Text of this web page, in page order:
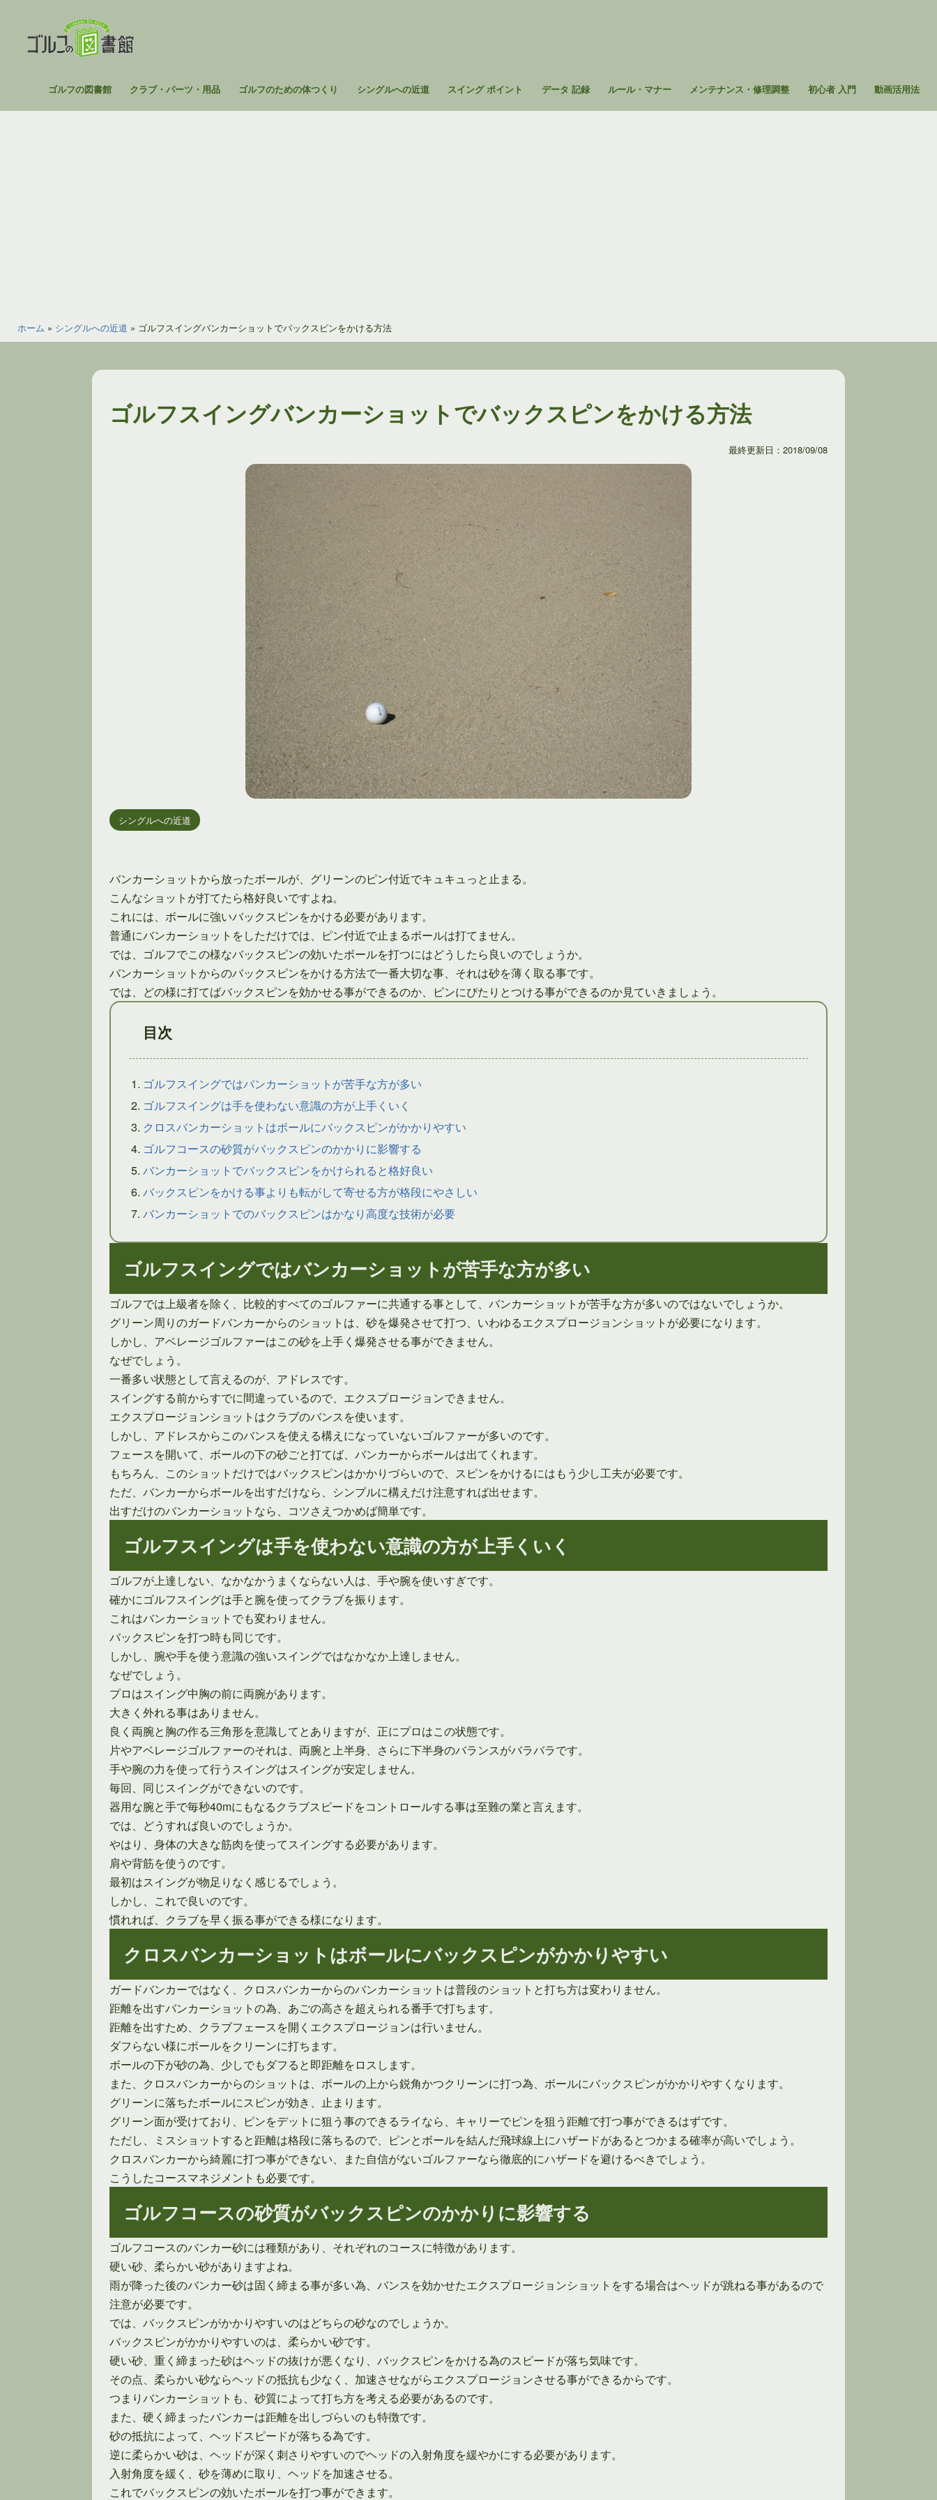
ゴルフの図書館 クラブ・パーツ・用品 ゴルフのための体つくり シングルへの近道 スイング ポイント データ 記録 ルール・マナー メンテナンス・修理調整 初心者 入門 動画活用法
ホーム » シングルへの近道 » ゴルフスイングバンカーショットでバックスピンをかける方法
ゴルフスイングバンカーショットでバックスピンをかける方法
最終更新日：2018/09/08
シングルへの近道
バンカーショットから放ったボールが、グリーンのピン付近でキュキュっと止まる。
こんなショットが打てたら格好良いですよね。
これには、ボールに強いバックスピンをかける必要があります。
普通にバンカーショットをしただけでは、ピン付近で止まるボールは打てません。
では、ゴルフでこの様なバックスピンの効いたボールを打つにはどうしたら良いのでしょうか。
バンカーショットからのバックスピンをかける方法で一番大切な事、それは砂を薄く取る事です。
では、どの様に打てばバックスピンを効かせる事ができるのか、ピンにぴたりとつける事ができるのか見ていきましょう。
目次
ゴルフスイングではバンカーショットが苦手な方が多い
ゴルフスイングは手を使わない意識の方が上手くいく
クロスバンカーショットはボールにバックスピンがかかりやすい
ゴルフコースの砂質がバックスピンのかかりに影響する
バンカーショットでバックスピンをかけられると格好良い
バックスピンをかける事よりも転がして寄せる方が格段にやさしい
バンカーショットでのバックスピンはかなり高度な技術が必要
ゴルフスイングではバンカーショットが苦手な方が多い
ゴルフでは上級者を除く、比較的すべてのゴルファーに共通する事として、バンカーショットが苦手な方が多いのではないでしょうか。
グリーン周りのガードバンカーからのショットは、砂を爆発させて打つ、いわゆるエクスプロージョンショットが必要になります。
しかし、アベレージゴルファーはこの砂を上手く爆発させる事ができません。
なぜでしょう。
一番多い状態として言えるのが、アドレスです。
スイングする前からすでに間違っているので、エクスプロージョンできません。
エクスプロージョンショットはクラブのバンスを使います。
しかし、アドレスからこのバンスを使える構えになっていないゴルファーが多いのです。
フェースを開いて、ボールの下の砂ごと打てば、バンカーからボールは出てくれます。
もちろん、このショットだけではバックスピンはかかりづらいので、スピンをかけるにはもう少し工夫が必要です。
ただ、バンカーからボールを出すだけなら、シンプルに構えだけ注意すれば出せます。
出すだけのバンカーショットなら、コツさえつかめば簡単です。
ゴルフスイングは手を使わない意識の方が上手くいく
ゴルフが上達しない、なかなかうまくならない人は、手や腕を使いすぎです。
確かにゴルフスイングは手と腕を使ってクラブを振ります。
これはバンカーショットでも変わりません。
バックスピンを打つ時も同じです。
しかし、腕や手を使う意識の強いスイングではなかなか上達しません。
なぜでしょう。
プロはスイング中胸の前に両腕があります。
大きく外れる事はありません。
良く両腕と胸の作る三角形を意識してとありますが、正にプロはこの状態です。
片やアベレージゴルファーのそれは、両腕と上半身、さらに下半身のバランスがバラバラです。
手や腕の力を使って行うスイングはスイングが安定しません。
毎回、同じスイングができないのです。
器用な腕と手で毎秒40mにもなるクラブスピードをコントロールする事は至難の業と言えます。
では、どうすれば良いのでしょうか。
やはり、身体の大きな筋肉を使ってスイングする必要があります。
肩や背筋を使うのです。
最初はスイングが物足りなく感じるでしょう。
しかし、これで良いのです。
慣れれば、クラブを早く振る事ができる様になります。
クロスバンカーショットはボールにバックスピンがかかりやすい
ガードバンカーではなく、クロスバンカーからのバンカーショットは普段のショットと打ち方は変わりません。
距離を出すバンカーショットの為、あごの高さを超えられる番手で打ちます。
距離を出すため、クラブフェースを開くエクスプロージョンは行いません。
ダフらない様にボールをクリーンに打ちます。
ボールの下が砂の為、少しでもダフると即距離をロスします。
また、クロスバンカーからのショットは、ボールの上から鋭角かつクリーンに打つ為、ボールにバックスピンがかかりやすくなります。
グリーンに落ちたボールにスピンが効き、止まります。
グリーン面が受けており、ピンをデットに狙う事のできるライなら、キャリーでピンを狙う距離で打つ事ができるはずです。
ただし、ミスショットすると距離は格段に落ちるので、ピンとボールを結んだ飛球線上にハザードがあるとつかまる確率が高いでしょう。
クロスバンカーから綺麗に打つ事ができない、また自信がないゴルファーなら徹底的にハザードを避けるべきでしょう。
こうしたコースマネジメントも必要です。
ゴルフコースの砂質がバックスピンのかかりに影響する
ゴルフコースのバンカー砂には種類があり、それぞれのコースに特徴があります。
硬い砂、柔らかい砂がありますよね。
雨が降った後のバンカー砂は固く締まる事が多い為、バンスを効かせたエクスプロージョンショットをする場合はヘッドが跳ねる事があるので
注意が必要です。
では、バックスピンがかかりやすいのはどちらの砂なのでしょうか。
バックスピンがかかりやすいのは、柔らかい砂です。
硬い砂、重く締まった砂はヘッドの抜けが悪くなり、バックスピンをかける為のスピードが落ち気味です。
その点、柔らかい砂ならヘッドの抵抗も少なく、加速させながらエクスプロージョンさせる事ができるからです。
つまりバンカーショットも、砂質によって打ち方を考える必要があるのです。
また、硬く締まったバンカーは距離を出しづらいのも特徴です。
砂の抵抗によって、ヘッドスピードが落ちる為です。
逆に柔らかい砂は、ヘッドが深く刺さりやすいのでヘッドの入射角度を緩やかにする必要があります。
入射角度を緩く、砂を薄めに取り、ヘッドを加速させる。
これでバックスピンの効いたボールを打つ事ができます。